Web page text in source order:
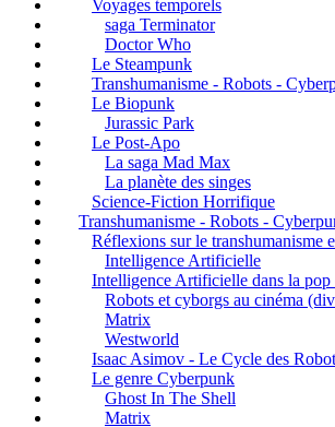
Voyages temporels
saga Terminator
Doctor Who
Le Steampunk
Transhumanisme - Robots -
Le Biopunk
Jurassic Park
Le Post-Apo
La saga Mad Max
La planète des singes
Science-Fiction Horrifique
Transhumanisme - Robots -
Réflexions sur le transhumanisme
Intelligence Artificielle
Intelligence Artificielle dans la pop
Robots et cyborgs au cinéma
Matrix
Westworld
Isaac Asimov - Le Cycle des
Le genre Cyberpunk
Ghost In The Shell
Matrix